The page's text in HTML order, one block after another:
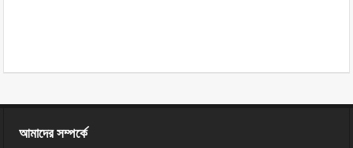
আমাদের সম্পর্কে